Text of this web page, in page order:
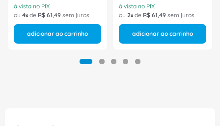
à vista no PIX
ou 4 de R$ 61,49 sem juros
adicionar ao carrinho
à vista no PIX
ou 2 de R$ 61,49 sem juros
adicionar ao carrinho